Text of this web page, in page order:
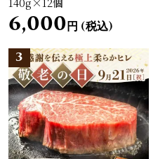
6,000円 (税込)
3